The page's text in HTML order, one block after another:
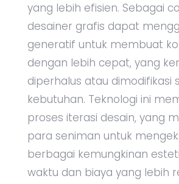
yang lebih efisien. Sebagai
desainer grafis dapat
generatif untuk membuat
dengan lebih cepat, yang
diperhalus atau dimodifikasi
kebutuhan. Teknologi ini
proses iterasi desain, yang
para seniman untuk
berbagai kemungkinan
waktu dan biaya yang lebih